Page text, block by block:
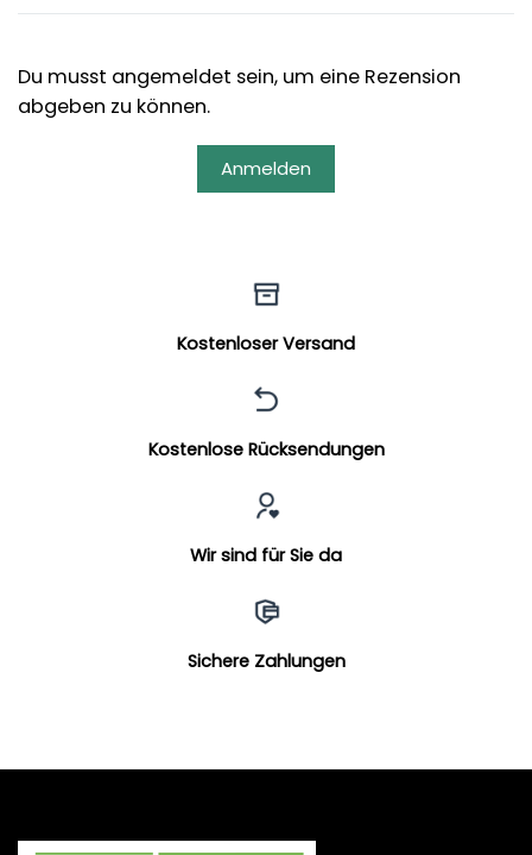
Du musst angemeldet sein, um eine Rezension
abgeben zu können.
Anmelden
Kostenloser Versand
Kostenlose Rücksendungen
Wir sind für Sie da
Sichere Zahlungen